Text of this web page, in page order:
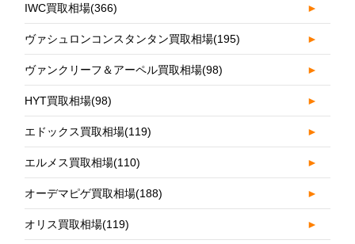
IWC買取相場(366) ►
ヴァシュロンコンスタンタン買取相場(195) ►
ヴァンクリーフ＆アーペル買取相場(98) ►
HYT買取相場(98) ►
エドックス買取相場(119) ►
エルメス買取相場(110) ►
オーデマピゲ買取相場(188) ►
オリス買取相場(119) ►